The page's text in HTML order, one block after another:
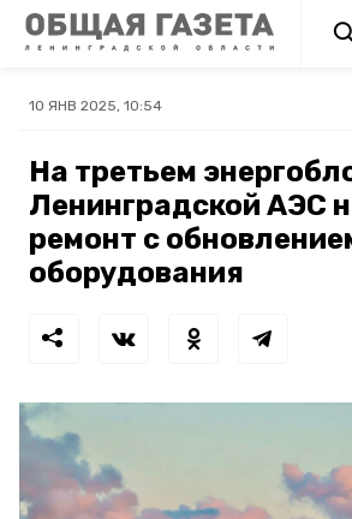
10 ЯНВ 2025, 10:54
На третьем
Ленинградской АЭС
ремонт с
оборудования